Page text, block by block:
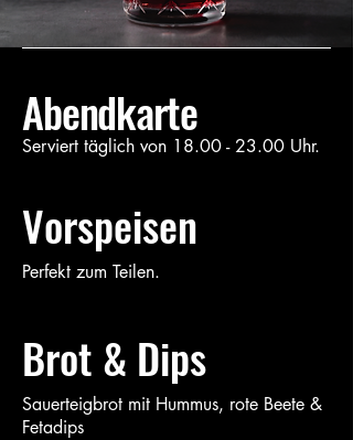
Abendkarte
Serviert täglich von 18.00 - 23.00 Uhr.
Vorspeisen
Perfekt zum Teilen.
Brot & Dips
Sauerteigbrot mit Hummus, rote Beete &
Fetadips